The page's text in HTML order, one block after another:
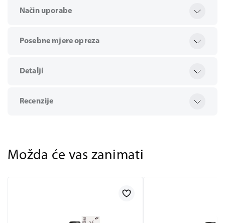
Način uporabe
Posebne mjere opreza
Detalji
Recenzije
Možda će vas zanimati